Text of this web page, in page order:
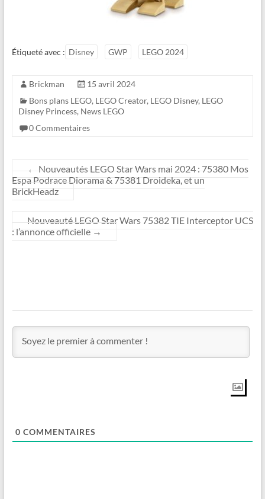
Étiqueté avec : Disney GWP LEGO 2024
Brickman
15 avril 2024
Bons plans LEGO, LEGO Creator, LEGO Disney, LEGO
Disney Princess, News LEGO
0 Commentaires
←
Nouveautés LEGO Star Wars mai 2024 : 75380 Mos
Espa Podrace Diorama & 75381 Droideka, et un
BrickHeadz
Nouveauté LEGO Star Wars 75382 TIE Interceptor UCS
: l’annonce officielle →
0 COMMENTAIRES